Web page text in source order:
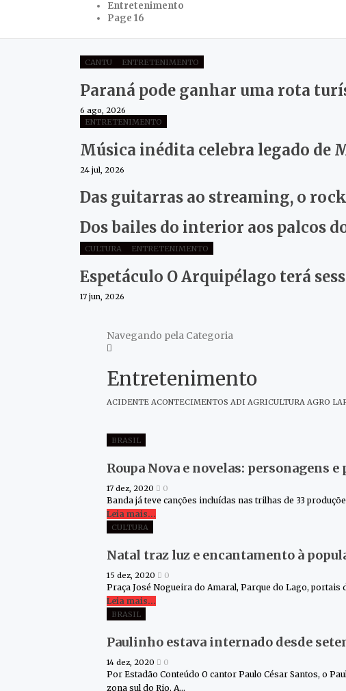
Entretenimento
Page 16
CANTU ENTRETENIMENTO
Paraná pode ganhar uma rota
6 ago, 2026
ENTRETENIMENTO
Música inédita celebra legado de
24 jul, 2026
Das guitarras ao streaming, o
Dos bailes do interior aos palcos
CULTURA ENTRETENIMENTO
Espetáculo O Arquipélago terá
17 jun, 2026
Navegando pela Categoria
Entretenimento
ACIDENTE ACONTECIMENTOS ADI AGRICULTURA AGRO
BRASIL
Roupa Nova e novelas: personagens
17 dez, 2020 0
Banda já teve canções incluídas nas trilhas de 33
Leia mais...
CULTURA
Natal traz luz e encantamento à
15 dez, 2020 0
Praça José Nogueira do Amaral, Parque do Lago,
Leia mais...
BRASIL
Paulinho estava internado desde
14 dez, 2020 0
Por Estadão Conteúdo O cantor Paulo César Santos, o
zona sul do Rio. A…